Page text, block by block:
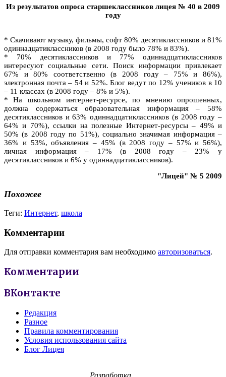
Из результатов опроса старшеклассников лицея № 40 в 2009
году
* Скачивают музыку, фильмы, софт 80% десятиклассников и 81%
одиннадцатиклассников (в 2008 году было 78% и 83%).
* 70% десятиклассников и 77% одиннадцатиклассников
интересуют социальные сети. Поиск информации привлекает
67% и 80% соответственно (в 2008 году – 75% и 86%),
электронная почта – 54 и 52%. Блог ведут по 12% учеников в 10
– 11 классах (в 2008 году – 8% и 5%).
* На школьном интернет-ресурсе, по мнению опрошенных,
должна содержаться образовательная информация – 58%
десятиклассников и 63% одиннадцатиклассников (в 2008 году –
64% и 70%), ссылки на полезные Интернет-ресурсы – 49% и
50% (в 2008 году по 51%), социально значимая информация –
36% и 53%, объявления – 45% (в 2008 году – 57% и 56%),
личная информация – 17% (в 2008 году – 23% у
десятиклассников и 6% у одиннадцатиклассников).
"Лицей" № 5 2009
Похожее
Теги: Интернет, школа
Комментарии
Для отправки комментария вам необходимо авторизоваться.
Комментарии
ВКонтакте
Редакция
Разное
Правила комментирования
Условия использования сайта
Блог Лицея
Разработка